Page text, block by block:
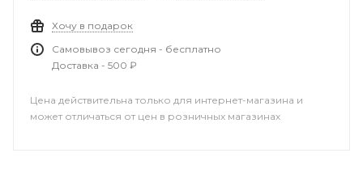
Хочу в подарок
Самовывоз сегодня - бесплатно
Доставка - 500 ₽
Цена действительна только для интернет-магазина и
может отличаться от цен в розничных магазинах